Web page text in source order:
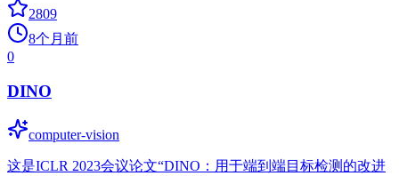
2809
8个月前
0
DINO
computer-vision
这是ICLR 2023会议论文“DINO：用于端到端目标检测的改进